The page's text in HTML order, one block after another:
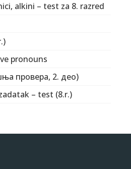
alkini – test za 8. razred
pronouns
провера, 2. део)
– test (8.r.)